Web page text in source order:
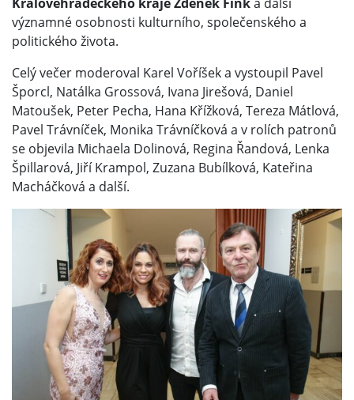
Královéhradeckého kraje Zdeněk Finka další
významné osobnosti kulturního, společenského a
politického života.
Celý večer moderoval Karel Voříšek a vystoupil Pavel
Šporcl, Natálka Grossová, Ivana Jirešová, Daniel
Matoušek, Peter Pecha, Hana Křížková, Tereza Mátlová,
Pavel Trávníček, Monika Trávníčková a v rolích patronů
se objevila Michaela Dolinová, Regina Řandová, Lenka
Špillarová, Jiří Krampol, Zuzana Bubílková, Kateřina
Macháčková a další.